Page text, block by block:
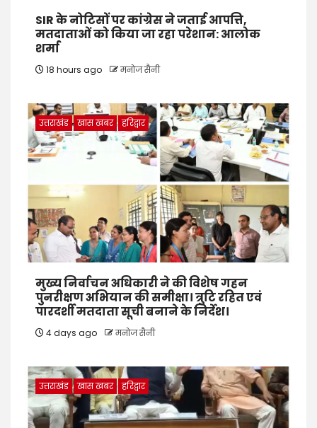
SIR के नोटिसों पर कांग्रेस ने जताई आपत्ति,
मतदाताओं को किया जा रहा परेशान: आलोक
शर्मा
18 hours ago मनोज सैनी
उत्तराखंड खास खबर हरिद्वार
मुख्य निर्वाचन अधिकारी ने की विशेष गहन
पुनरीक्षण अभियान की समीक्षा। त्रुटि रहित एवं
पारदर्शी मतदाता सूची बनाने के निर्देश।
4 days ago मनोज सैनी
उत्तराखंड खास खबर हरिद्वार